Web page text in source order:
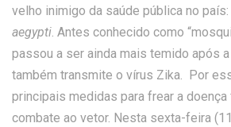
velho inimigo da saúde pública no
aegypti. Antes conhecido como
passou a ser ainda mais temido após
também transmite o vírus Zika. Por
principais medidas para frear a
combate ao vetor. Nesta sexta-feira